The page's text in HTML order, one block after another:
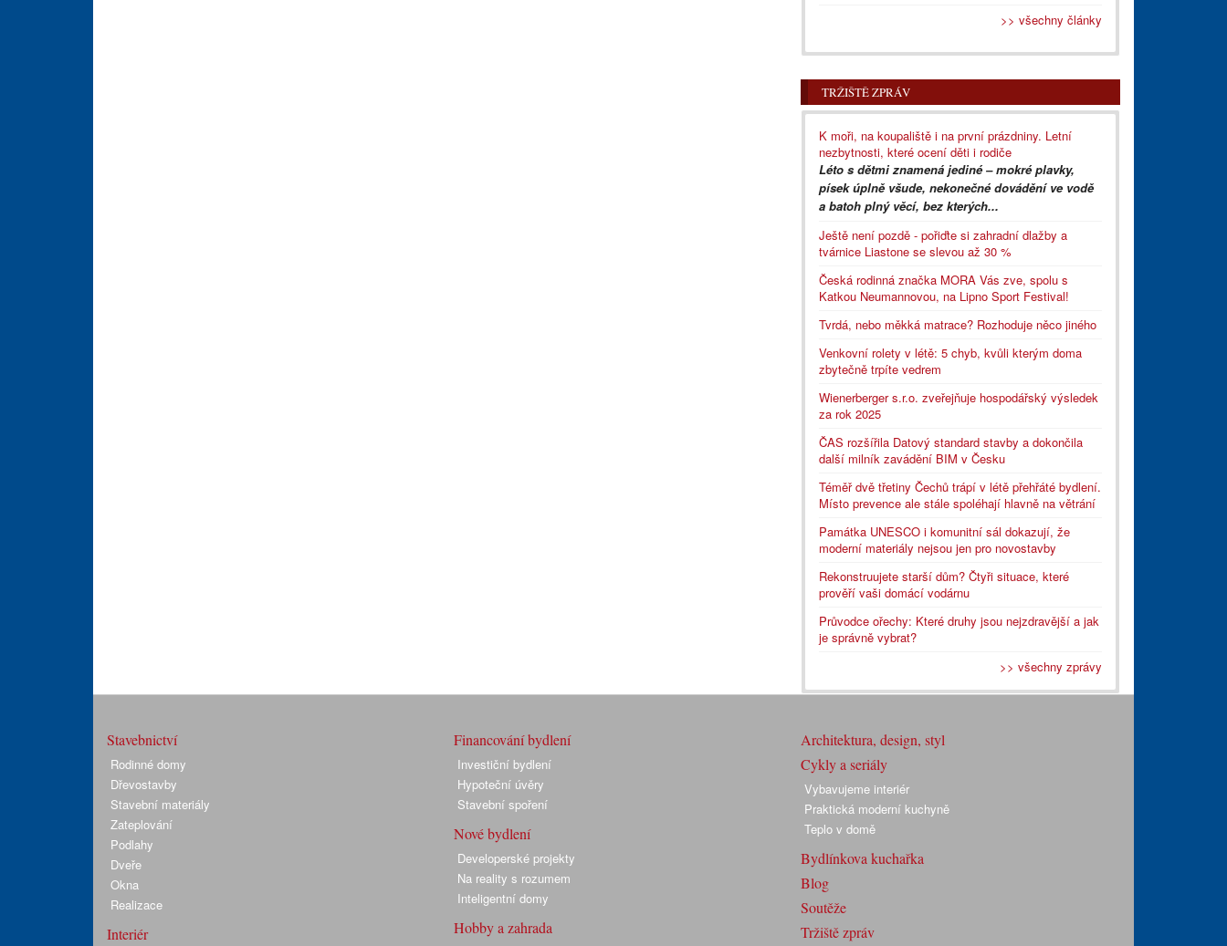
>> všechny články
TRŽIŠTĚ ZPRÁV
K moři, na koupaliště i na první prázdniny. Letní
nezbytnosti, které ocení děti i rodiče
Léto s dětmi znamená jediné – mokré plavky,
písek úplně všude, nekonečné dovádění ve vodě
a batoh plný věcí, bez kterých...
Ještě není pozdě - pořiďte si zahradní dlažby a
tvárnice Liastone se slevou až 30 %
Česká rodinná značka MORA Vás zve, spolu s
Katkou Neumannovou, na Lipno Sport Festival!
Tvrdá, nebo měkká matrace? Rozhoduje něco jiného
Venkovní rolety v létě: 5 chyb, kvůli kterým doma
zbytečně trpíte vedrem
Wienerberger s.r.o. zveřejňuje hospodářský výsledek
za rok 2025
ČAS rozšířila Datový standard stavby a dokončila
další milník zavádění BIM v Česku
Téměř dvě třetiny Čechů trápí v létě přehřáté bydlení.
Místo prevence ale stále spoléhají hlavně na větrání
Památka UNESCO i komunitní sál dokazují, že
moderní materiály nejsou jen pro novostavby
Rekonstruujete starší dům? Čtyři situace, které
prověří vaši domácí vodárnu
Průvodce ořechy: Které druhy jsou nejzdravější a jak
je správně vybrat?
>> všechny zprávy
Stavebnictví
Rodinné domy
Dřevostavby
Stavební materiály
Zateplování
Podlahy
Dveře
Okna
Realizace
Interiér
Financování bydlení
Investiční bydlení
Hypoteční úvěry
Stavební spoření
Nové bydlení
Developerské projekty
Na reality s rozumem
Inteligentní domy
Hobby a zahrada
Architektura, design, styl
Cykly a seriály
Vybavujeme interiér
Praktická moderní kuchyně
Teplo v domě
Bydlínkova kuchařka
Blog
Soutěže
Tržiště zpráv